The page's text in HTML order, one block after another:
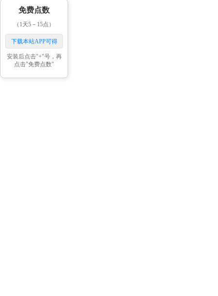
免费点数
（1天5－15点）
下载本站APP可得
安装后点击"+"号，再
点击"免费点数"